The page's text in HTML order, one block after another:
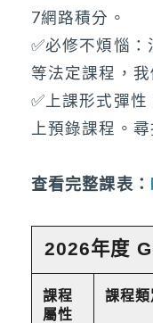
7網路積分。
✅必修不煩惱
等法定課程，
✅上課形式彈
上預錄課程。
查看完整課表：
2026年度
課程
屬性
課程類